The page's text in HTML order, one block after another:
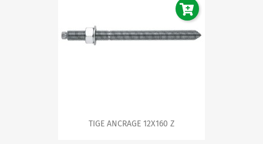
TIGE ANCRAGE 12X160 Z